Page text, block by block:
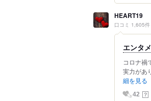
HEART19
口コミ 1,605件
エンタ
コロナ禍
実力があ
細を見る
42 ？